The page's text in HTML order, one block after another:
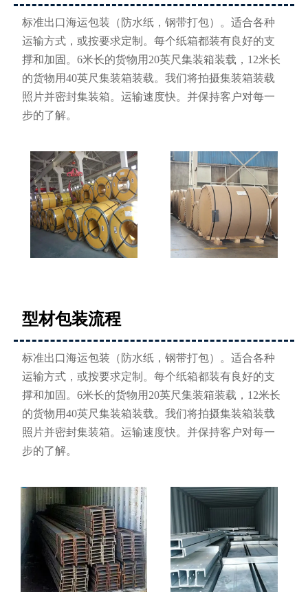
标准出口海运包装（防水纸，钢带打包）。适合各种
运输方式，或按要求定制。每个纸箱都装有良好的支
撑和加固。6米长的货物用20英尺集装箱装载，12米长
的货物用40英尺集装箱装载。我们将拍摄集装箱装载
照片并密封集装箱。运输速度快。并保持客户对每一
步的了解。
型材包装流程
标准出口海运包装（防水纸，钢带打包）。适合各种
运输方式，或按要求定制。每个纸箱都装有良好的支
撑和加固。6米长的货物用20英尺集装箱装载，12米长
的货物用40英尺集装箱装载。我们将拍摄集装箱装载
照片并密封集装箱。运输速度快。并保持客户对每一
步的了解。